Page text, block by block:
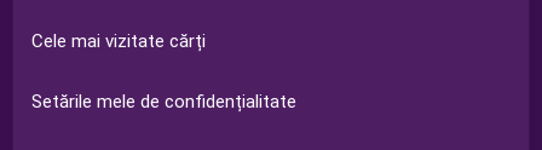
Cele mai vizitate cărți
Setările mele de confidențialitate